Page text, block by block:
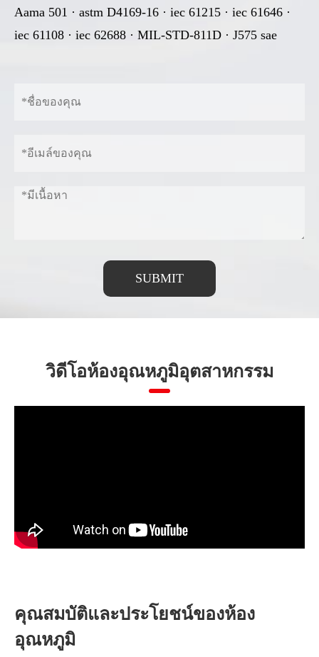
Aama 501 · astm D4169-16 · iec 61215 · iec 61646 ·
iec 61108 · iec 62688 · MIL-STD-811D · J575 sae
SUBMIT
วิดีโอห้องอุณหภูมิอุตสาหกรรม
คุณสมบัติและประโยชน์ของห้อง
อุณหภูมิ